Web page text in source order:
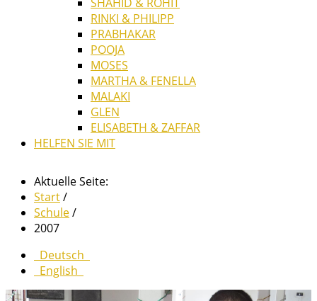
RINKI & PHILIPP
PRABHAKAR
POOJA
MOSES
MARTHA & FENELLA
MALAKI
GLEN
ELISABETH & ZAFFAR
HELFEN SIE MIT
Aktuelle Seite:
Start/
Schule/
2007
Deutsch
English